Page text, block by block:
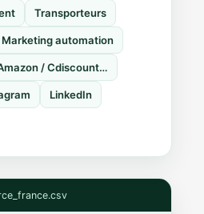
Transporteurs
Marketing automation
/ Cdiscount…
LinkedIn